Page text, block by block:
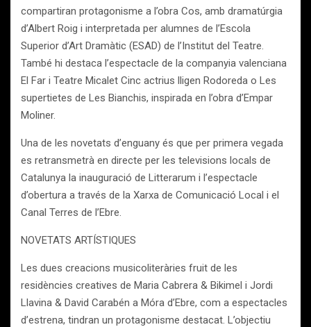
compartiran protagonisme a l’obra Cos, amb dramatúrgia
d’Albert Roig i interpretada per alumnes de l’Escola
Superior d’Art Dramàtic (ESAD) de l’Institut del Teatre.
També hi destaca l’espectacle de la companyia valenciana
El Far i Teatre Micalet Cinc actrius lligen Rodoreda o Les
supertietes de Les Bianchis, inspirada en l’obra d’Empar
Moliner.
Una de les novetats d’enguany és que per primera vegada
es retransmetrà en directe per les televisions locals de
Catalunya la inauguració de Litterarum i l’espectacle
d’obertura a través de la Xarxa de Comunicació Local i el
Canal Terres de l’Ebre.
NOVETATS ARTÍSTIQUES
Les dues creacions musicoliteràries fruit de les
residències creatives de Maria Cabrera & Bikimel i Jordi
Llavina & David Carabén a Móra d’Ebre, com a espectacles
d’estrena, tindran un protagonisme destacat. L’objectiu